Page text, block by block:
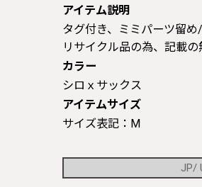
アイテム説明
タグ付き、ミミパーツ留め/
リサイクル品の為、記載
カラー
シロｘサックス
アイテムサイズ
サイズ表記：M
JP/